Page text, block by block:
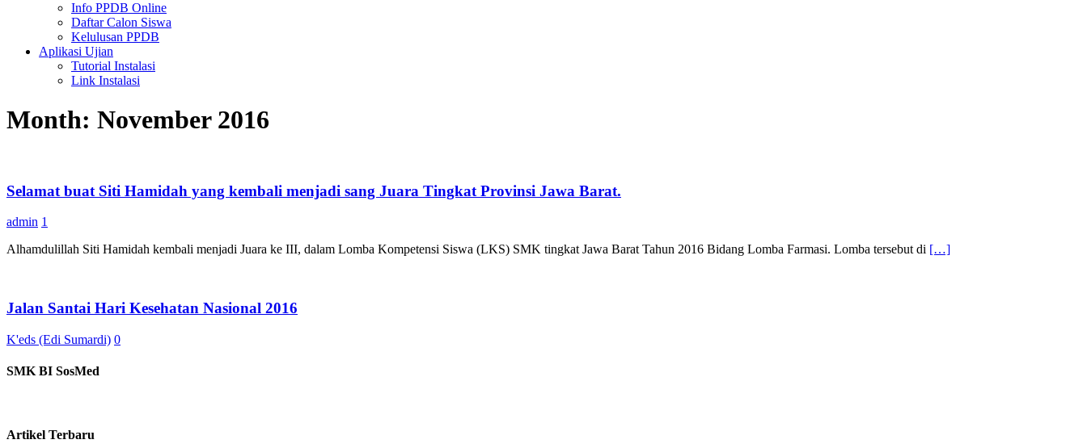
Info PPDB Online
Daftar Calon Siswa
Kelulusan PPDB
Aplikasi Ujian
Tutorial Instalasi
Link Instalasi
Month: November 2016
Selamat buat Siti Hamidah yang kembali menjadi sang Juara Tingkat Provinsi Jawa Barat.
admin 1
Alhamdulillah Siti Hamidah kembali menjadi Juara ke III, dalam Lomba Kompetensi Siswa (LKS) SMK tingkat Jawa Barat Tahun 2016 Bidang Lomba Farmasi. Lomba tersebut di […]
Jalan Santai Hari Kesehatan Nasional 2016
K'eds (Edi Sumardi) 0
SMK BI SosMed
Artikel Terbaru